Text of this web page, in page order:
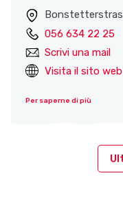
056 634 22 25
Scrivi una mail
Visita il sito web
Per saperne di più